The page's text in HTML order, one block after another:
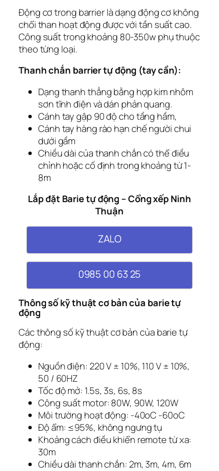
Động cơ trong barrier là dạng động cơ không
chổi than hoạt động được với tần suất cao.
Công suất trong khoảng 80-350w phụ thuộc
theo từng loại.
Thanh chắn barrier tự động (tay cần):
Dạng thanh thẳng bằng hợp kim nhôm
sơn tĩnh điện và dán phản quang.
Cánh tay gập 90 độ cho tầng hầm,
Cánh tay hàng rào hạn chế người chui
dưới gầm
Chiều dài của thanh chắn có thể điều
chỉnh hoặc cố định trong khoảng từ 1-
8m
Lắp đặt Barie tự động – Cổng xếp Ninh
Thuận
ZALO
0985 00 63 25
Thông số kỹ thuật cơ bản của barie tự
động
Các thông số kỹ thuật cơ bản của barie tự
động:
Nguồn điện: 220 V ± 10%, 110 V ± 10%,
50 / 60HZ
Tốc độ mở: 1.5s, 3s, 6s, 8s
Công suất motor: 80W, 90W, 120W
Môi trường hoạt động: -40oC -60oC
Độ ẩm: ≤95%, không ngưng tụ
Khoảng cách điều khiển remote từ xa:
30m
Chiều dài thanh chắn: 2m, 3m, 4m, 6m